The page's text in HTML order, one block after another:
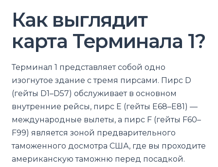
Как выглядит
карта Терминала 1?
Терминал 1 представляет собой одно
изогнутое здание с тремя пирсами. Пирс D
(гейты D1–D57) обслуживает в основном
внутренние рейсы, пирс E (гейты E68–E81) —
международные вылеты, а пирс F (гейты F60–
F99) является зоной предварительного
таможенного досмотра США, где вы проходите
американскую таможню перед посадкой.